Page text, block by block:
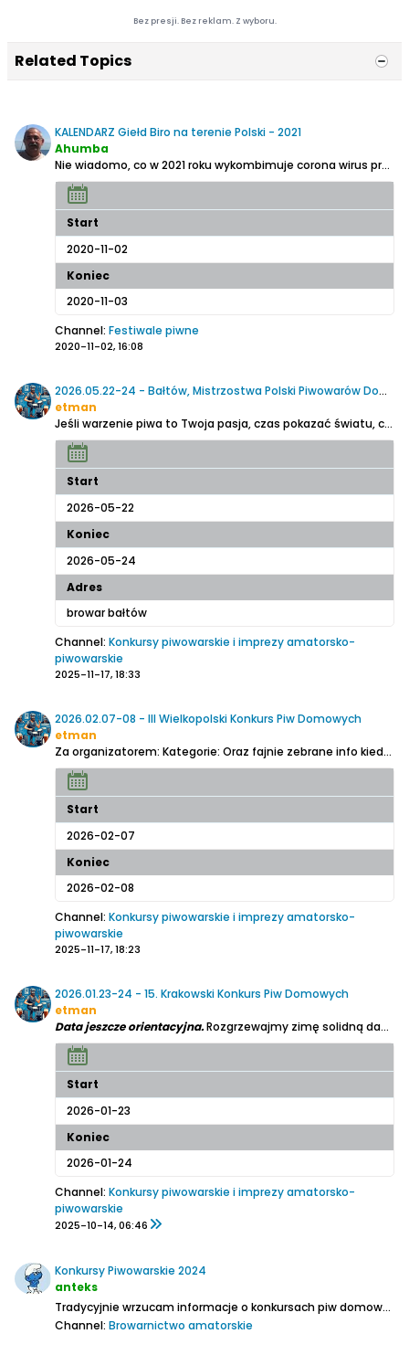
Bez presji. Bez reklam. Z wyboru.
Related Topics
KALENDARZ Giełd Biro na terenie Polski - 2021
Ahumba
Nie wiadomo, co w 2021 roku wykombimuje corona wirus przy poparciu polityków, a więc nie wiadomo, czy ten temat ma sens, ale ..........
Start
2020-11-02
Koniec
2020-11-03
Channel: Festiwale piwne
2020-11-02, 16:08
2026.05.22-24 - Bałtów, Mistrzostwa Polski Piwowarów Domowych 2026
etman
Jeśli warzenie piwa to Twoja pasja, czas pokazać światu, co potrafisz!
Start
2026-05-22
Koniec
2026-05-24
Adres
browar bałtów
Channel: Konkursy piwowarskie i imprezy amatorsko-
piwowarskie
2025-11-17, 18:33
2026.02.07-08 - III Wielkopolski Konkurs Piw Domowych
etman
Za organizatorem: Kategorie: Oraz fajnie zebrane info kiedy zabrać się za warzenie żeby zdążyć:
Start
2026-02-07
Koniec
2026-02-08
Channel: Konkursy piwowarskie i imprezy amatorsko-
piwowarskie
2025-11-17, 18:23
2026.01.23-24 - 15. Krakowski Konkurs Piw Domowych
etman
Data jeszcze orientacyjna.Rozgrzewajmy zimę solidną dawką piwnej rywalizacji!
Start
2026-01-23
Koniec
2026-01-24
Channel: Konkursy piwowarskie i imprezy amatorsko-
piwowarskie
2025-10-14, 06:46
Konkursy Piwowarskie 2024
anteks
Tradycyjnie wrzucam informacje o konkursach piw domowych organizowanych w PL i nie tylko
Channel: Browarnictwo amatorskie